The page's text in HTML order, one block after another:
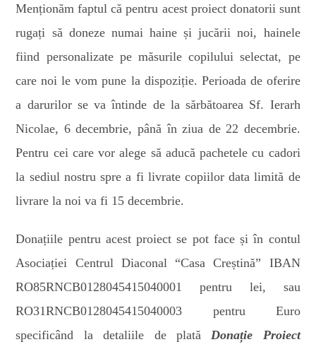
Menționăm faptul că pentru acest proiect donatorii sunt
rugați să doneze numai haine și jucării noi, hainele
fiind personalizate pe măsurile copilului selectat, pe
care noi le vom pune la dispoziție. Perioada de oferire
a darurilor se va întinde de la sărbătoarea Sf. Ierarh
Nicolae, 6 decembrie, până în ziua de 22 decembrie.
Pentru cei care vor alege să aducă pachetele cu cadori
la sediul nostru spre a fi livrate copiilor data limită de
livrare la noi va fi 15 decembrie.
Donațiile pentru acest proiect se pot face și în contul
Asociației Centrul Diaconal “Casa Creștină” IBAN
RO85RNCB0128045415040001 pentru lei, sau
RO31RNCB0128045415040003 pentru Euro
specificând la detaliile de plată Donație
Proiect